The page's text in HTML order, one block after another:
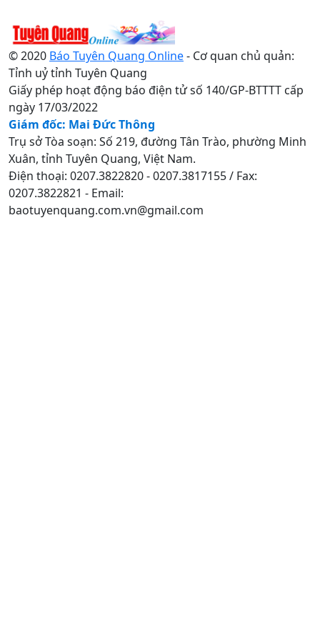
© 2020 Báo Tuyên Quang Online- Cơ quan chủ quản:
Tỉnh uỷ tỉnh Tuyên Quang
Giấy phép hoạt động báo điện tử số 140/GP-BTTTT cấp
ngày 17/03/2022
Giám đốc: Mai Đức Thông
Trụ sở Tòa soạn: Số 219, đường Tân Trào, phường Minh
Xuân, tỉnh Tuyên Quang, Việt Nam.
Điện thoại: 0207.3822820 - 0207.3817155 / Fax:
0207.3822821 - Email:
baotuyenquang.com.vn@gmail.com